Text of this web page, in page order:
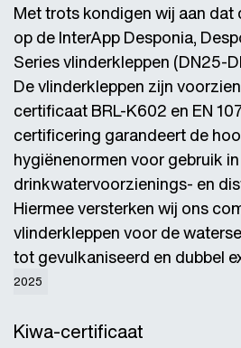
Met trots kondigen wij aan
op de InterApp Desponia,
Series vlinderkleppen (DN25-
De vlinderkleppen zijn
certificaat BRL-K602 en EN
certificering garandeert de
hygiënenormen voor gebruik in
drinkwatervoorzienings- en
Hiermee versterken wij ons
vlinderkleppen voor de
tot gevulkaniseerd en dubbel
2025
Kiwa-certificaat